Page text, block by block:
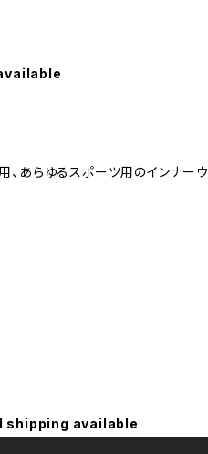
、あらゆるスポーツ用のインナーウ
shipping available